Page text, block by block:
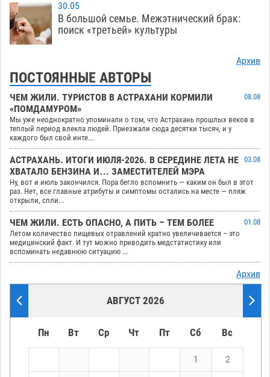
30.05
В большой семье. Межэтнический брак:
поиск «третьей» культуры
Архив
ПОСТОЯННЫЕ АВТОРЫ
ЧЕМ ЖИЛИ. ТУРИСТОВ В АСТРАХАНИ КОРМИЛИ
«ПОМДАМУРОМ»
08.08
Мы уже неоднократно упоминали о том, что Астрахань прошлых веков в
теплый период влекла людей. Приезжали сюда десятки тысяч, и у
каждого был свой инте...
АСТРАХАНЬ. ИТОГИ ИЮЛЯ-2026. В СЕРЕДИНЕ ЛЕТА НЕ
ХВАТАЛО БЕНЗИНА И… ЗАМЕСТИТЕЛЕЙ МЭРА
03.08
Ну, вот и июль закончился. Пора бегло вспомнить — каким он был в этот
раз. Нет, все главные атрибуты и симптомы остались на месте — пляж
открыли, спли...
ЧЕМ ЖИЛИ. ЕСТЬ ОПАСНО, А ПИТЬ – ТЕМ БОЛЕЕ
01.08
Летом количество пищевых отравлений кратно увеличивается – это
медицинский факт. И тут можно приводить медстатистику или
вспоминать недавнюю ситуацию ...
Архив
АВГУСТ 2026
Пн Вт Ср Чт Пт Сб Вс
1 2